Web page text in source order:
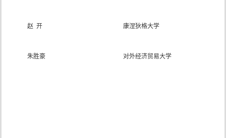
赵 开 康涅狄格大学
朱胜豪 对外经济贸易大学